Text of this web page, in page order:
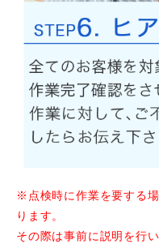
※点検時に作業を要する
ります。
その際は事前に説明を行